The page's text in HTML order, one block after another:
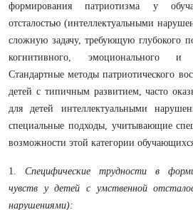
формирования патриотизма у
отсталостью (интеллектуальными
сложную задачу, требующую глубокого
когнитивного, эмоционального и
Стандартные методы патриотического
детей с типичным развитием, часто
для детей интеллектуальными
специальные подходы, учитывающие
возможности этой категории
1. Специфические трудности в
чувств у детей с умственной
нарушениями):